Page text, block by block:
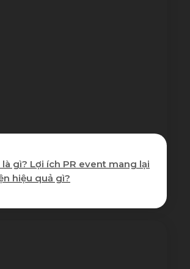
là gì? Lợi ích PR event mang lại
hiệu quả gì?